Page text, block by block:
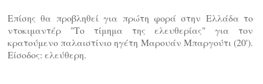
Επίσης θα προβληθεί για πρώτη φορά στην Ελλάδα το
ντοκιμαντέρ "Το τίμημα της ελευθερίας" για τον
κρατούμενο παλαιστίνιο ηγέτη Μαρουάν Μπαργούτι (20').
Είσοδος: ελεύθερη.